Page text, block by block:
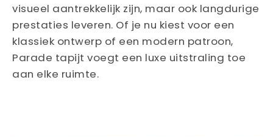
visueel aantrekkelijk zijn, maar ook langdurige
prestaties leveren. Of je nu kiest voor een
klassiek ontwerp of een modern patroon,
Parade tapijt voegt een luxe uitstraling toe
aan elke ruimte.